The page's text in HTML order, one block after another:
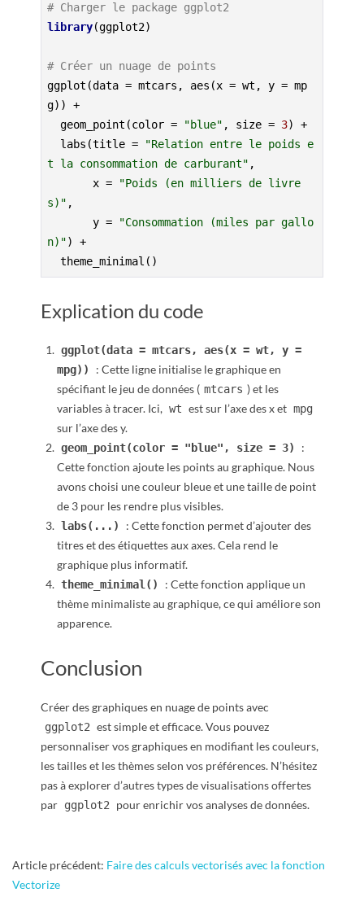
# Charger le package ggplot2
library(ggplot2)
# Créer un nuage de points
ggplot(data = mtcars, aes(x = wt, y = mp
g)) +
  geom_point(color =
"blue" , size = 3) +
  labs(title =
"Relation entre le poids e
t la consommation de carburant" ,
       x =
"Poids (en milliers de livre
s)" ,
       y =
"Consommation (miles par gallo
n)") +
  theme_minimal()
Explication du code
ggplot(data = mtcars, aes(x = wt, y =
mpg))
: Cette ligne initialise le graphique en
spécifiant le jeu de données ( mtcars ) et les
variables à tracer. Ici, wt est sur l’axe des x et mpg
sur l’axe des y.
geom_point(color = "blue", size = 3)
:
Cette fonction ajoute les points au graphique. Nous
avons choisi une couleur bleue et une taille de point
de 3 pour les rendre plus visibles.
labs(...)
: Cette fonction permet d’ajouter des
titres et des étiquettes aux axes. Cela rend le
graphique plus informatif.
theme_minimal()
: Cette fonction applique un
thème minimaliste au graphique, ce qui améliore son
apparence.
Conclusion
Créer des graphiques en nuage de points avec
ggplot2 est simple et efficace. Vous pouvez
personnaliser vos graphiques en modifiant les couleurs,
les tailles et les thèmes selon vos préférences. N’hésitez
pas à explorer d’autres types de visualisations offertes
par ggplot2 pour enrichir vos analyses de données.
2024-
11-
Article précédent: Faire des calculs vectorisés avec la fonction
Vectorize